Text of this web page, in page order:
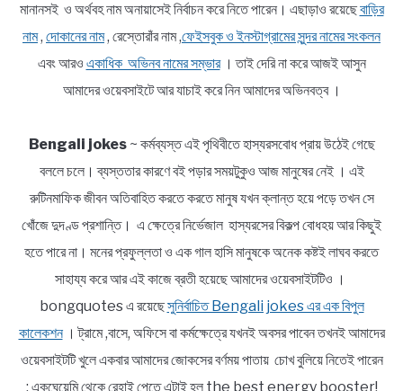
মানানসই ও অর্থবহ নাম অনায়াসেই নির্বাচন করে নিতে পারেন। এছাড়াও রয়েছেবাড়ির
নাম, দোকানের নাম, রেস্তোরাঁর নাম ,ফেইসবুক ও ইনস্টাগ্রামের সুন্দর নামের সংকলন
এবং আরও একাধিক অভিনব নামের সম্ভার। তাই দেরি না করে আজই আসুন
আমাদের ওয়েবসাইটে আর যাচাই করে নিন আমাদের অভিনবত্ব ।
Bengali jokes~ কর্মব্যস্ত এই পৃথিবীতে হাস্যরসবোধ প্রায় উঠেই গেছে
বললে চলে। ব্যস্ততার কারণে বই পড়ার সময়টুকুও আজ মানুষের নেই । এই
রুটিনমাফিক জীবন অতিবাহিত করতে করতে মানুষ যখন ক্লান্ত হয়ে পড়ে তখন সে
খোঁজে দুদণ্ড প্রশান্তি। এ ক্ষেত্রে নির্ভেজাল হাস্যরসের বিকল্প বোধহয় আর কিছুই
হতে পারে না। মনের প্রফুল্লতা ও এক গাল হাসি মানুষকে অনেক কষ্টই লাঘব করতে
সাহায্য করে আর এই কাজে ব্রতী হয়েছে আমাদের ওয়েবসাইটটিও ।
bongquotes এ রয়েছেসুনির্বাচিত Bengali jokes এর এক বিপুল
কালেকশন। ট্রামে ,বাসে, অফিসে বা কর্মক্ষেত্রে যখনই অবসর পাবেন তখনই আমাদের
ওয়েবসাইটটি খুলে একবার আমাদের জোকসের বর্ণময় পাতায় চোখ বুলিয়ে নিতেই পারেন
; একঘেয়েমি থেকে রেহাই পেতে এটাই হল the best energy booster!